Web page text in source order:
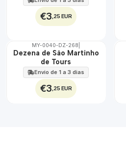
€3 ,25 EUR
🇵🇹
MY-0040-DZ-268
Dezena de São Martinho
de Tours
Envio de 1 a 3 dias
€3 ,25 EUR